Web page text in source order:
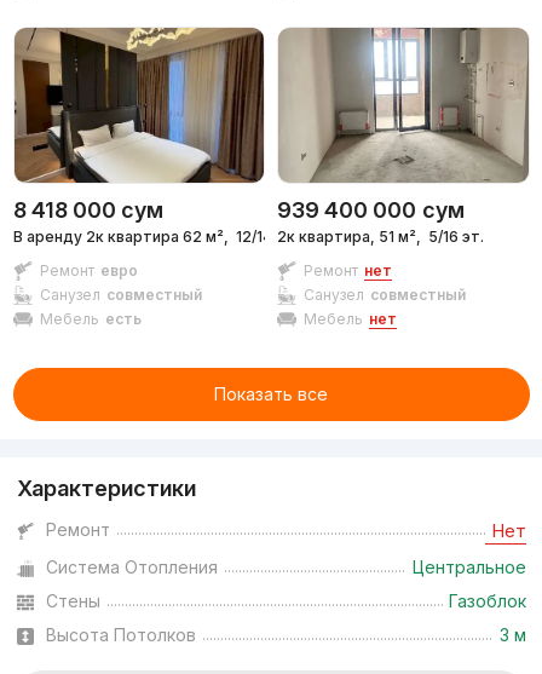
8 418 000 сум
В аренду 2к квартира 62 м²,
12/14 эт.
Ремонт евро
Санузел совместный
Мебель есть
939 400 000 сум
2к квартира, 51 м²,
5/16 эт.
Ремонт нет
Санузел совместный
Мебель нет
Показать все
Характеристики
Ремонт Нет
Система Отопления
Центральное
Стены
Газоблок
Высота Потолков
3 м